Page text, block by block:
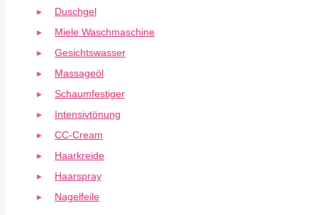
Duschgel
Miele Waschmaschine
Gesichtswasser
Massageöl
Schaumfestiger
Intensivtönung
CC-Cream
Haarkreide
Haarspray
Nagelfeile